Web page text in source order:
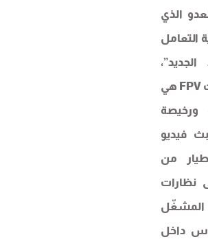
الذي
موضحاً أن “طائرات FPV هي
فيديو
من
نظارات
داخل